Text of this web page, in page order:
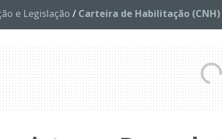
e Legislação / Carteira de Habilitação (CNH)